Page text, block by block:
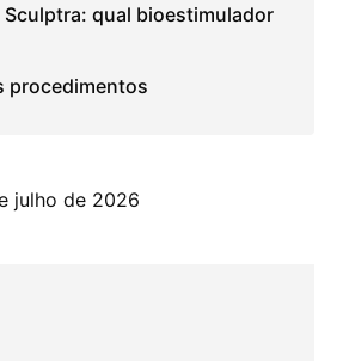
Sculptra: qual bioestimulador
procedimentos
julho de 2026